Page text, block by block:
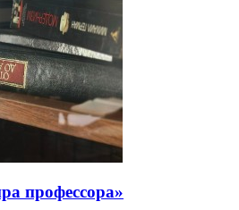
профессора»